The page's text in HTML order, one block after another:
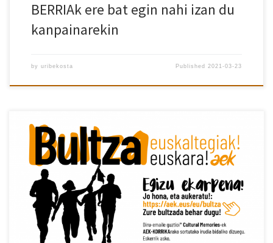
BERRIAk ere bat egin nahi izan du
kanpainarekin
by uribekosta Published2021-03-23
Korrika atzeratzeak zuloa eragin digu aurrekontuan, zalantza
barik, eta banku bidezko finantzaketaren bitartez eman diogu
erantzuna. Zorpetze horri ere aurre egin beharko diogu, eta
herritarren sostengua nahi dugu. Aurten bultzada txiki bat, eta
hurrengo ikasturtean izango den KORRIKAk babes erraldoia jasoko
duelakoan gaude, benetan behar dugu-eta. Ekarpenak HEMEN
egin daitezke. […]